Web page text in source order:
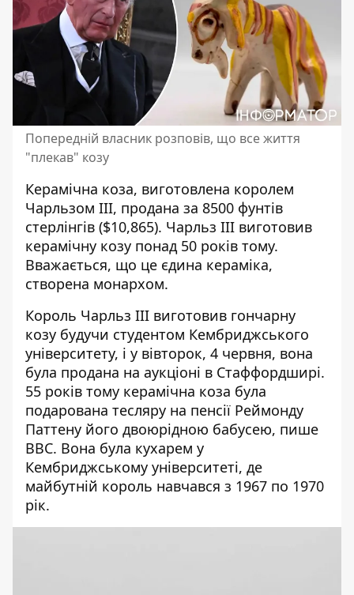
Попередній власник розповів, що все життя
"плекав" козу
Керамічна коза, виготовлена королем
Чарльзом III, продана за 8500 фунтів
стерлінгів ($10,865). Чарльз III виготовив
керамічну козу понад 50 років тому.
Вважається, що це єдина кераміка,
створена монархом.
Король Чарльз III виготовив гончарну
козу будучи студентом Кембриджського
університету, і у вівторок, 4 червня, вона
була продана на аукціоні в Стаффордширі.
55 років тому керамічна коза була
подарована тесляру на пенсії Реймонду
Паттену його двоюрідною бабусею, пише
BBC. Вона була кухарем у
Кембриджському університеті, де
майбутній король навчався з 1967 по 1970
рік.